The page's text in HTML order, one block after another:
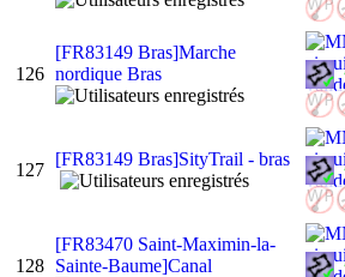
126
[FR83149 Bras]Marche
nordique Bras
127
[FR83149 Bras]SityTrail - bras
128
[FR83470 Saint-Maximin-la-
Sainte-Baume]Canal